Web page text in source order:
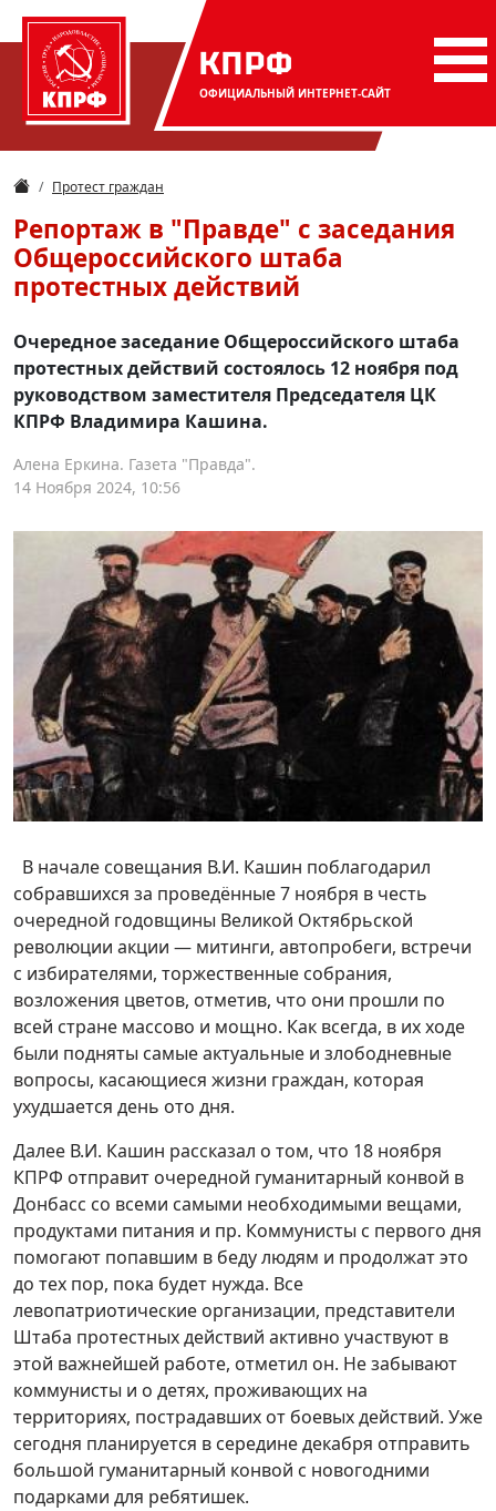
КПРФ
ОФИЦИАЛЬНЫЙ ИНТЕРНЕТ-САЙТ
Протест граждан
Репортаж в "Правде" с заседания
Общероссийского штаба
протестных действий
Очередное заседание Общероссийского штаба
протестных действий состоялось 12 ноября под
руководством заместителя Председателя ЦК
КПРФ Владимира Кашина.
Алена Еркина. Газета "Правда".
14 Ноября 2024, 10:56
В начале совещания В.И. Кашин поблагодарил
собравшихся за проведённые 7 ноября в честь
очередной годовщины Великой Октябрьской
революции акции — митинги, автопробеги, встречи
с избирателями, торжественные собрания,
возложения цветов, отметив, что они прошли по
всей стране массово и мощно. Как всегда, в их ходе
были подняты самые актуальные и злободневные
вопросы, касающиеся жизни граждан, которая
ухудшается день ото дня.
Далее В.И. Кашин рассказал о том, что 18 ноября
КПРФ отправит очередной гуманитарный конвой в
Донбасс со всеми самыми необходимыми вещами,
продуктами питания и пр. Коммунисты с первого дня
помогают попавшим в беду людям и продолжат это
до тех пор, пока будет нужда. Все
левопатриотические организации, представители
Штаба протестных действий активно участвуют в
этой важнейшей работе, отметил он. Не забывают
коммунисты и о детях, проживающих на
территориях, пострадавших от боевых действий. Уже
сегодня планируется в середине декабря отправить
большой гуманитарный конвой с новогодними
подарками для ребятишек.